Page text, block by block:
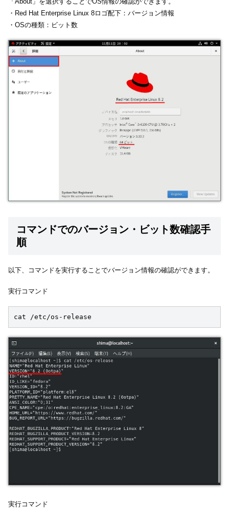
・Red Hat Enterprise Linux 8ロゴ配下：バージョン情報
・OSの種類：ビット数
コマンドでのバージョン・ビット数確認手
順
以下、コマンドを実行することでバージョン情報の確認ができます。
実行コマンド
cat /etc/os-release
実行コマンド